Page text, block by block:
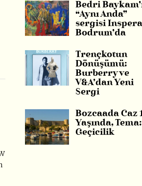
Bedri
“Aynı Anda”
sergisi Inspera
Bodrum’da
Trençkotun
Dönüşümü:
Burberry ve
V&A’dan Yeni
Sergi
Bozcaada Caz
Yaşında, Tema:
Geçicilik